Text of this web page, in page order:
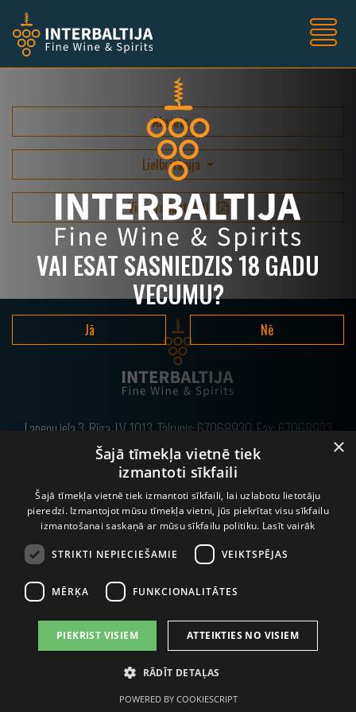
VAI ESAT SASNIEDZIS 18 GADU
VECUMU?
Jā Nē
Absints
Lielbritānija
Visi produkti(0)
Lapeņu iela 3, Rīga, LV-1013, Tālrunis:67068930, Fax: 67068933
E-pasts:info@interbaltija.lv
© 2020 Interbaltija AG. Visas tiesības aizsargātas.
IEGĀDĀŠANĀS UN NODOŠANA NEPILNGADĪGĀM PERSONĀM IR
AIZLIEGTA.
×
Šajā tīmekļa vietnē tiek
izmantoti sīkfaili
Šajā tīmekļa vietnē tiek izmantoti sīkfaili, lai uzlabotu lietotāju
pieredzi. Izmantojot mūsu tīmekļa vietni, jūs piekrītat visu sīkfailu
izmantošanai saskaņā ar mūsu sīkfailu politiku. Lasīt vairāk
STRIKTI NEPIECIEŠAMIE VEIKTSPĒJAS
MĒRĶA FUNKCIONALITĀTES
PIEKRIST VISIEM ATTEIKTIES NO VISIEM
RĀDĪT DETAĻAS
POWERED BY COOKIESCRIPT